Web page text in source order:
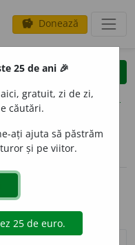
savings Donează
clear
opțiuni
25 de ani 🎉
gratuit, zi de zi,
căutări.
ați ajuta să păstrăm
și pe viitor.